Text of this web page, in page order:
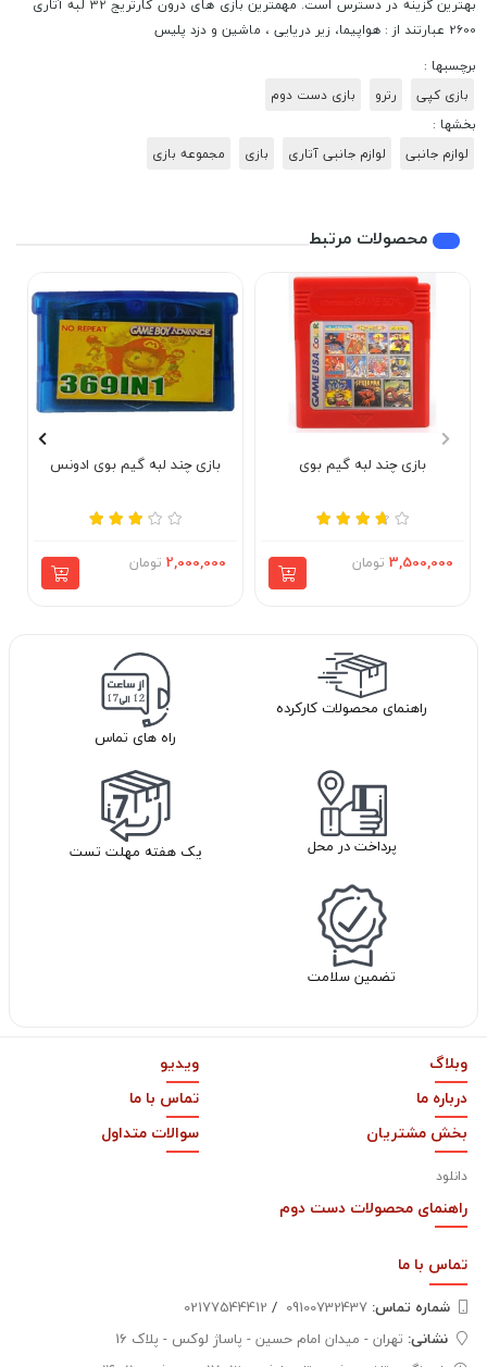
بهترین گزینه در دسترس است. مهمترین بازی های درون کارتریج 32 لبه آتاری
2600 عبارتند از : هواپیما، زیر دریایی ، ماشین و دزد پلیس
برچسبها :
بازی کپی
رترو
بازی دست دوم
بخشها :
لوازم جانبی
لوازم جانبی آتاری بازی مجموعه بازی
محصولات مرتبط
بازی چند لبه گیم بوی
3,500,000 تومان
بازی چند لبه گیم بوی ادونس
2,000,000 تومان
راهنمای محصولات کارکرده
راه های تماس
پرداخت در محل یک هفته مهلت تست
تضمین سلامت
وبلاگ
ویدیو
درباره ما
تماس با ما
بخش مشتریان
دانلود
سوالات متداول
راهنمای محصولات دست دوم
تماس با ما
شماره تماس‌: /
02177544412
نشانی: تهران - میدان امام حسین - پاساژ لوکس - پلاک 16